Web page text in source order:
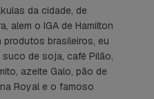
da cidade, de
alem o IGA de Hamilton
produtos brasileiros, eu
de soja, café Pilão,
azeite Galo, pão de
Royal e o famoso